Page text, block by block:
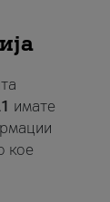
имате
кое